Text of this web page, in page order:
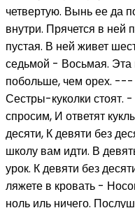
четвертую. Вынь ее да
внутри. Прячется в ней
пустая. В ней живет
седьмой - Восьмая. Эта
побольше, чем орех. ---
Сестры-куколки стоят.
спросим, И ответят
десяти, К девяти без
школу вам идти. В
урок. К девяти без
ляжете в кровать -
ноль иль ничего.